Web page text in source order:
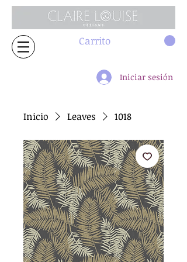
Carrito
Iniciar sesión
Inicio Leaves 1018